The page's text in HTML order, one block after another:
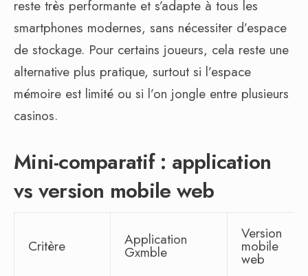
reste très performante et s’adapte à tous les
smartphones modernes, sans nécessiter d’espace
de stockage. Pour certains joueurs, cela reste une
alternative plus pratique, surtout si l’espace
mémoire est limité ou si l’on jongle entre plusieurs
casinos.
Mini-comparatif : application
vs version mobile web
Critère Application
Gxmble
Version
mobile
web